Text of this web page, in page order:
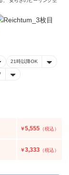
21時以降OK
￥5,555 （税込）
￥3,333 （税込）